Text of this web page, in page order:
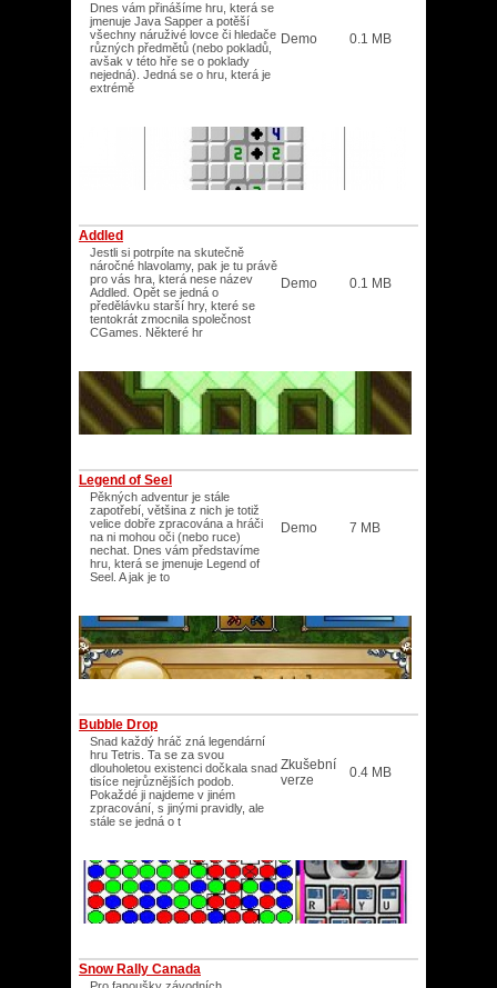
Dnes vám přinášíme hru, která se
jmenuje Java Sapper a potěší
všechny náruživé lovce či hledače
různých předmětů (nebo pokladů,
avšak v této hře se o poklady
nejedná). Jedná se o hru, která je
extrémě
Demo 0.1 MB
Addled
Jestli si potrpíte na skutečně
náročné hlavolamy, pak je tu právě
pro vás hra, která nese název
Addled. Opět se jedná o
předělávku starší hry, které se
tentokrát zmocnila společnost
CGames. Některé hr
Demo 0.1 MB
Legend of Seel
Pěkných adventur je stále
zapotřebí, většina z nich je totiž
velice dobře zpracována a hráči
na ni mohou oči (nebo ruce)
nechat. Dnes vám představíme
hru, která se jmenuje Legend of
Seel. A jak je to
Demo 7 MB
Bubble Drop
Snad každý hráč zná legendární
hru Tetris. Ta se za svou
dlouholetou existenci dočkala snad
tisíce nejrůznějších podob.
Pokaždé ji najdeme v jiném
zpracování, s jinými pravidly, ale
stále se jedná o t
Zkušební
verze
0.4 MB
Snow Rally Canada